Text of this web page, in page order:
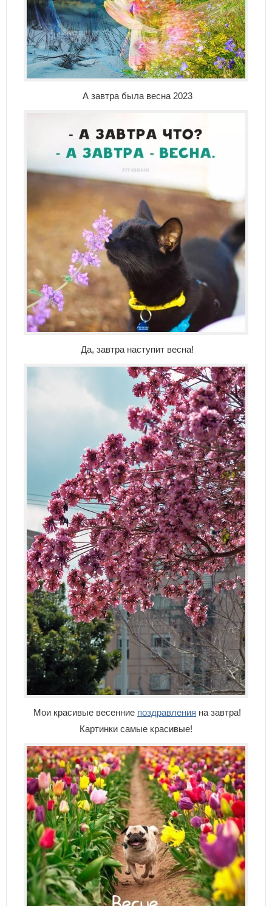
А завтра была весна 2023
Да, завтра наступит весна!
Мои красивые весенние поздравления на завтра!
Картинки самые красивые!